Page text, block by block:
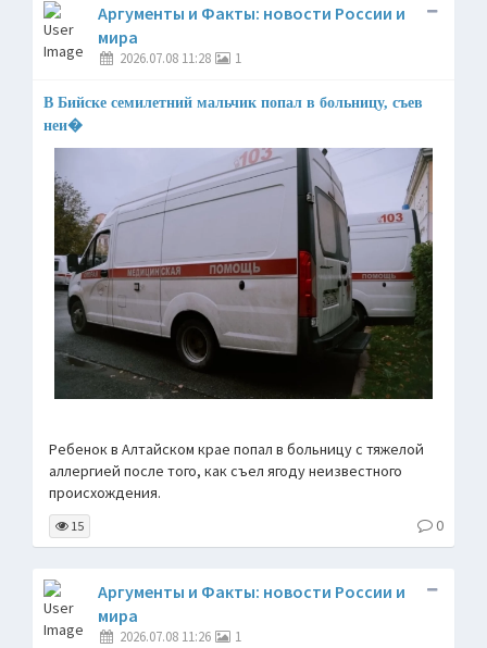
Аргументы и Факты: новости России и
мира
2026.07.08 11:28 1
В Бийске семилетний мальчик попал в больницу, съев
неи�
Ребенок в Алтайском крае попал в больницу с тяжелой
аллергией после того, как съел ягоду неизвестного
происхождения.
15 0
Аргументы и Факты: новости России и
мира
2026.07.08 11:26 1